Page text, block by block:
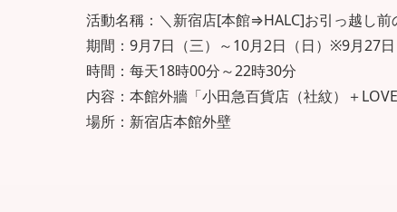
活動名稱：＼新宿店[本館⇒HALC]お引っ越し
期間：9月7日（三）～10月2日（日）※9月27
時間：每天18時00分～22時30分
内容：本館外牆「小田急百貨店（社紋）＋
場所：新宿店本館外壁